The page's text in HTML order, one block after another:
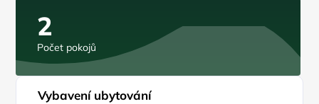
2
Počet pokojů
Vybavení ubytování